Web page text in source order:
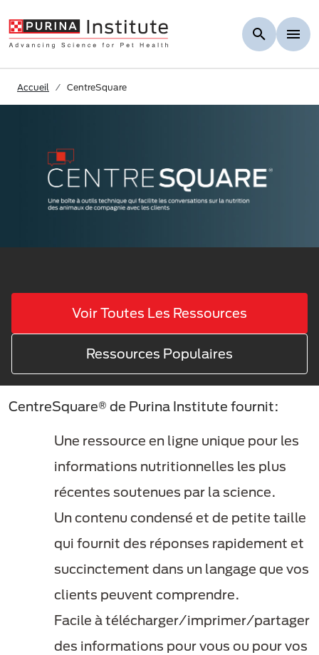
Accueil CentreSquare
Voir Toutes Les Ressources
Ressources Populaires
CentreSquare® de Purina Institute fournit:
Une ressource en ligne unique pour les
informations nutritionnelles les plus
récentes soutenues par la science.
Un contenu condensé et de petite taille
qui fournit des réponses rapidement et
succinctement dans un langage que vos
clients peuvent comprendre.
Facile à télécharger/imprimer/partager
des informations pour vous ou pour vos